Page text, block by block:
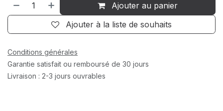
Ajouter au panier
Ajouter à la liste de souhaits
Conditions générales
Garantie satisfait ou remboursé de 30 jours
Livraison : 2-3 jours ouvrables